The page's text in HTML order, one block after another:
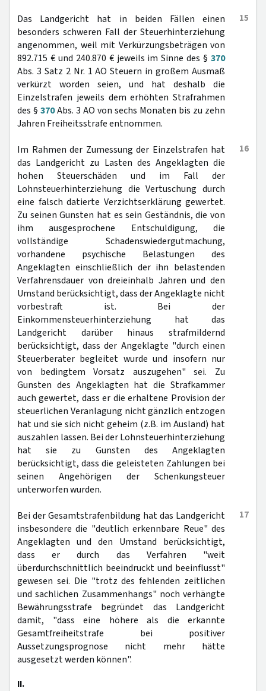
15
Das Landgericht hat in beiden Fällen einen
besonders schweren Fall der Steuerhinterziehung
angenommen, weil mit Verkürzungsbeträgen von
892.715 € und 240.870 € jeweils im Sinne des § 370
Abs. 3 Satz 2 Nr. 1 AO Steuern in großem Ausmaß
verkürzt worden seien, und hat deshalb die
Einzelstrafen jeweils dem erhöhten Strafrahmen
des § 370Abs. 3 AO von sechs Monaten bis zu zehn
Jahren Freiheitsstrafe entnommen.
16
Im Rahmen der Zumessung der Einzelstrafen hat
das Landgericht zu Lasten des Angeklagten die
hohen Steuerschäden und im Fall der
Lohnsteuerhinterziehung die Vertuschung durch
eine falsch datierte Verzichtserklärung gewertet.
Zu seinen Gunsten hat es sein Geständnis, die von
ihm ausgesprochene Entschuldigung, die
vollständige Schadenswiedergutmachung,
vorhandene psychische Belastungen des
Angeklagten einschließlich der ihn belastenden
Verfahrensdauer von dreieinhalb Jahren und den
Umstand berücksichtigt, dass der Angeklagte nicht
vorbestraft ist. Bei der
Einkommensteuerhinterziehung hat das
Landgericht darüber hinaus strafmildernd
berücksichtigt, dass der Angeklagte "durch einen
Steuerberater begleitet wurde und insofern nur
von bedingtem Vorsatz auszugehen" sei. Zu
Gunsten des Angeklagten hat die Strafkammer
auch gewertet, dass er die erhaltene Provision der
steuerlichen Veranlagung nicht gänzlich entzogen
hat und sie sich nicht geheim (z.B. im Ausland) hat
auszahlen lassen. Bei der Lohnsteuerhinterziehung
hat sie zu Gunsten des Angeklagten
berücksichtigt, dass die geleisteten Zahlungen bei
seinen Angehörigen der Schenkungsteuer
unterworfen wurden.
17
Bei der Gesamtstrafenbildung hat das Landgericht
insbesondere die "deutlich erkennbare Reue" des
Angeklagten und den Umstand berücksichtigt,
dass er durch das Verfahren "weit
überdurchschnittlich beeindruckt und beeinflusst"
gewesen sei. Die "trotz des fehlenden zeitlichen
und sachlichen Zusammenhangs" noch verhängte
Bewährungsstrafe begründet das Landgericht
damit, "dass eine höhere als die erkannte
Gesamtfreiheitstrafe bei positiver
Aussetzungsprognose nicht mehr hätte
ausgesetzt werden können".
II.